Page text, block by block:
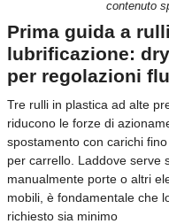
contenuto
Prima guida a
lubrificazione:
per regolazioni
Tre rulli in plastica ad alte
riducono le forze di
spostamento con carichi
per carrello. Laddove serve
manualmente porte o altri
mobili, è fondamentale che
richiesto sia minimo